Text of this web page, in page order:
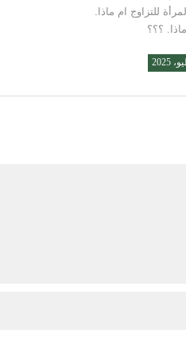
للتزاوج ام ماذا.
؟؟؟